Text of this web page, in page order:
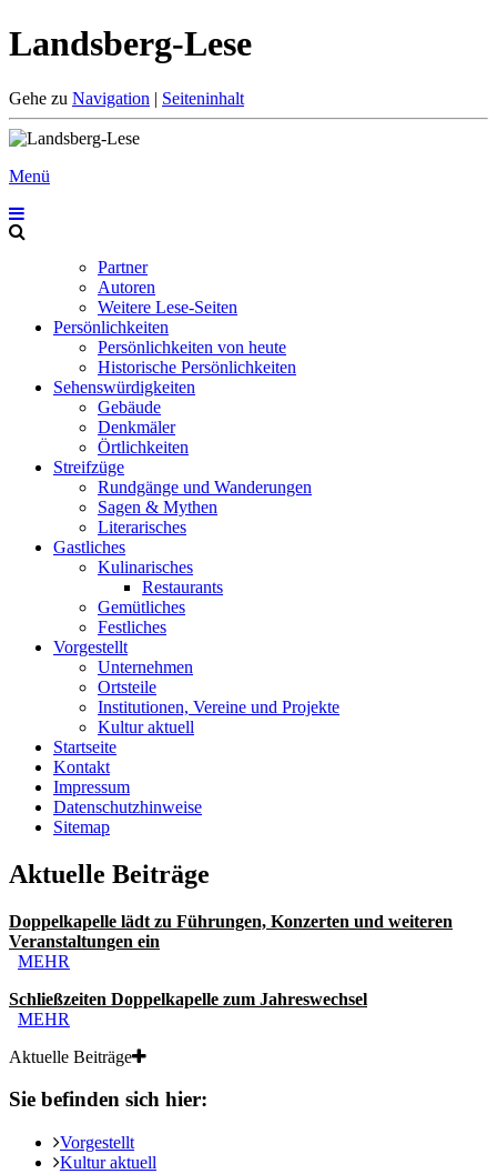
Landsberg-Lese
Gehe zu Navigation | Seiteninhalt
Menü
Partner
Autoren
Weitere Lese-Seiten
Persönlichkeiten
Persönlichkeiten von heute
Historische Persönlichkeiten
Sehenswürdigkeiten
Gebäude
Denkmäler
Örtlichkeiten
Streifzüge
Rundgänge und Wanderungen
Sagen & Mythen
Literarisches
Gastliches
Kulinarisches
Restaurants
Gemütliches
Festliches
Vorgestellt
Unternehmen
Ortsteile
Institutionen, Vereine und Projekte
Kultur aktuell
Startseite
Kontakt
Impressum
Datenschutzhinweise
Sitemap
Aktuelle Beiträge
Doppelkapelle lädt zu Führungen, Konzerten und weiteren
Veranstaltungen ein
MEHR
Schließzeiten Doppelkapelle zum Jahreswechsel
MEHR
Aktuelle Beiträge
Sie befinden sich hier:
Vorgestellt
Kultur aktuell